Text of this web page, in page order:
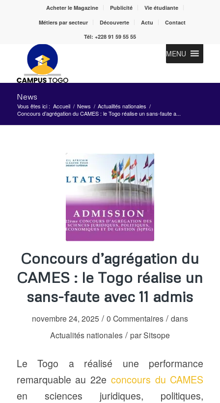
Acheter le Magazine Publicité
Vie étudiante
Métiers par secteur
Découverte Actu
Contact
Tél: +228 91 59 55 55
MENU
News
Vous êtes ici : Accueil / News / Actualités nationales /
Concours d’agrégation du CAMES : le Togo réalise un sans-faute a...
Concours d’agrégation du
CAMES : le Togo réalise un
sans-faute avec 11 admis
novembre 24, 2025 / 0 Commentaires / dans
Actualités nationales / parSitsope
Le Togo a réalisé une performance
remarquable au 22e concours du CAMES
en sciences juridiques, politiques,